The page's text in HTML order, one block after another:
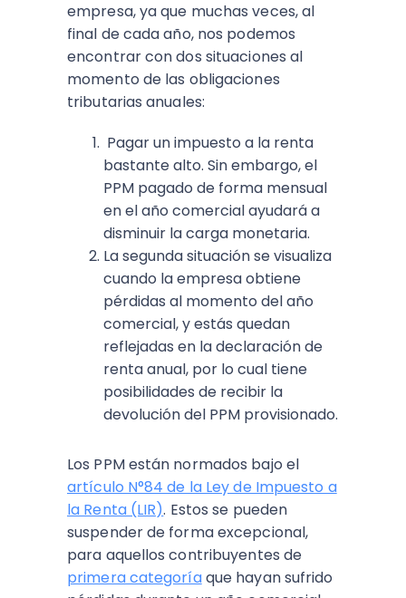
empresa, ya que muchas veces, al
final de cada año, nos podemos
encontrar con dos situaciones al
momento de las obligaciones
tributarias anuales:
Pagar un impuesto a la renta
bastante alto. Sin embargo, el
PPM pagado de forma mensual
en el año comercial ayudará a
disminuir la carga monetaria.
La segunda situación se visualiza
cuando la empresa obtiene
pérdidas al momento del año
comercial, y estás quedan
reflejadas en la declaración de
renta anual, por lo cual tiene
posibilidades de recibir la
devolución del PPM provisionado.
Los PPM están normados bajo el
artículo N°84 de la Ley de Impuesto a
la Renta (LIR). Estos se pueden
suspender de forma excepcional,
para aquellos contribuyentes de
primera categoríaque hayan sufrido